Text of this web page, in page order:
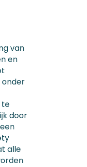
van
en
onder
te
door
alle